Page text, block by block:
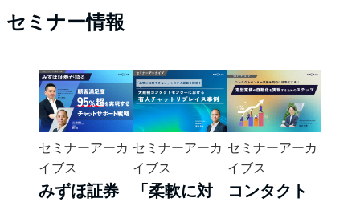
セミナー情報
セミナーアーカ
イブス
みずほ証券
セミナーアーカ
イブス
「柔軟に対
セミナーアーカ
イブス
コンタクト